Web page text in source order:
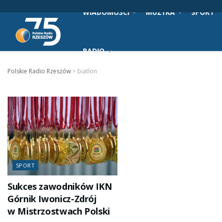
WIADOMOŚCI MUZYKA SPORT
RADIO
Polskie Radio Rzeszów > biatlon
SPORT
Sukces zawodników IKN
Górnik Iwonicz-Zdrój
w Mistrzostwach Polski